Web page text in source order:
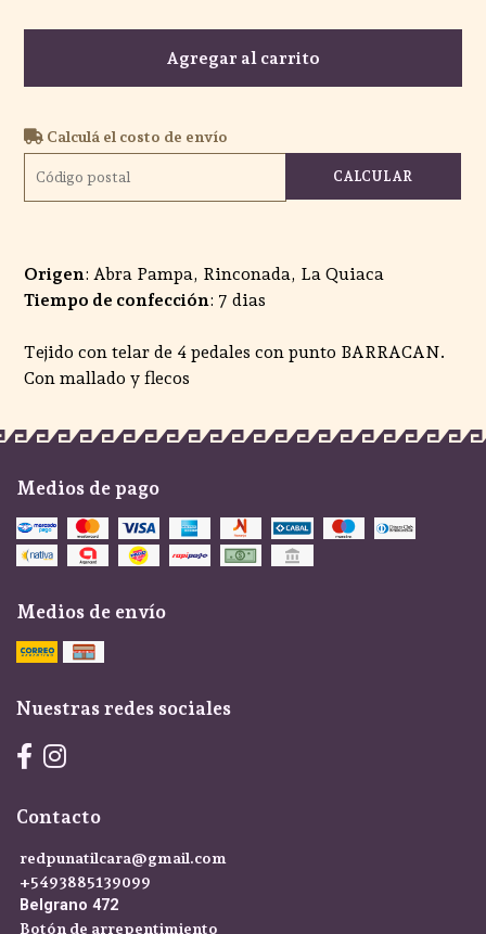
Agregar al carrito
Calculá el costo de envío
CALCULAR
Origen: Abra Pampa, Rinconada, La Quiaca
Tiempo de confección: 7 dias
Tejido con telar de 4 pedales con punto BARRACAN.
Con mallado y flecos
Medios de pago
Medios de envío
Nuestras redes sociales
Contacto
redpunatilcara@gmail.com
+5493885139099
Belgrano 472
Botón de arrepentimiento